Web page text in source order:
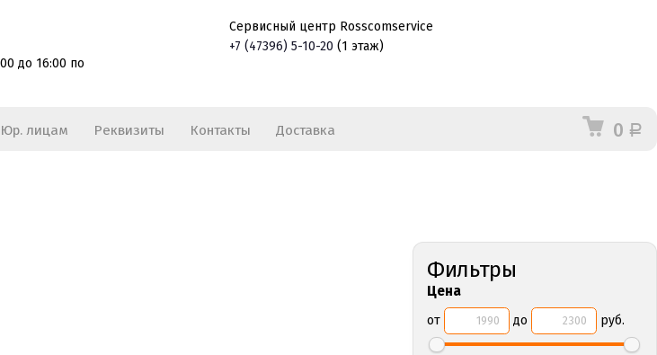
до 16:00 по
Сервисный центр Rosscomservice
+7(47396) 5-10-20 (1 этаж)
0 Р
Юр. лицам Реквизиты Контакты Доставка
Фильтры
Цена
от до руб.